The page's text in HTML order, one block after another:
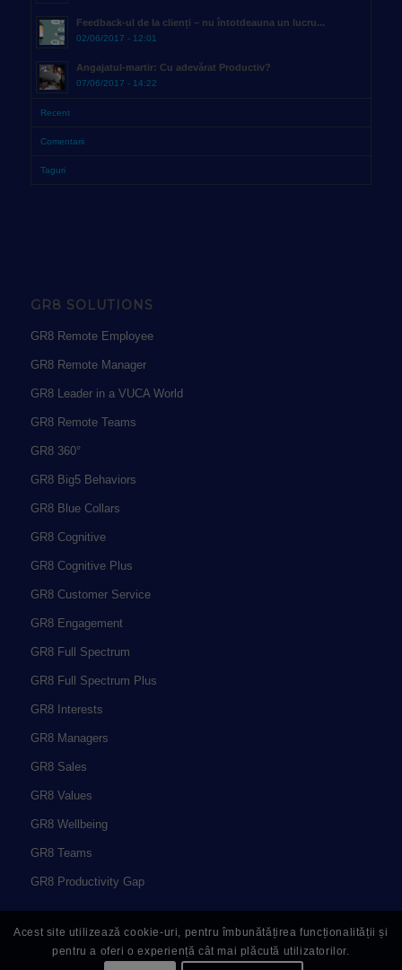
Feedback-ul de la clienți – nu întotdeauna un lucru...
02/06/2017 - 12:01
Angajatul-martir: Cu adevărat Productiv?
07/06/2017 - 14:22
Recent
Comentarii
Taguri
GR8 SOLUTIONS
GR8 Remote Employee
GR8 Remote Manager
GR8 Leader in a VUCA World
GR8 Remote Teams
GR8 360°
GR8 Big5 Behaviors
GR8 Blue Collars
GR8 Cognitive
GR8 Cognitive Plus
GR8 Customer Service
GR8 Engagement
GR8 Full Spectrum
GR8 Full Spectrum Plus
GR8 Interests
GR8 Managers
GR8 Sales
GR8 Values
GR8 Wellbeing
GR8 Teams
GR8 Productivity Gap
Acest site utilizează cookie-uri, pentru îmbunătățirea funcționalității și
pentru a oferi o experiență cât mai plăcută utilizatorilor.